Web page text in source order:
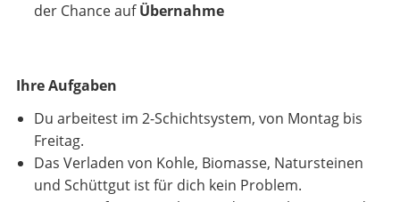
der Chance aufÜbernahme
Ihre Aufgaben
Du arbeitest im 2-Schichtsystem, von Montag bis
Freitag.
Das Verladen von Kohle, Biomasse, Natursteinen
und Schüttgut ist für dich kein Problem.